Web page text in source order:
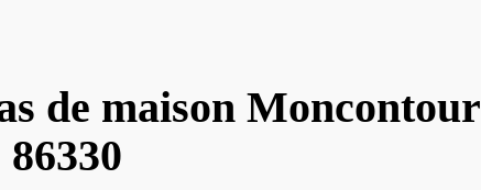
de maison Moncontour
86330